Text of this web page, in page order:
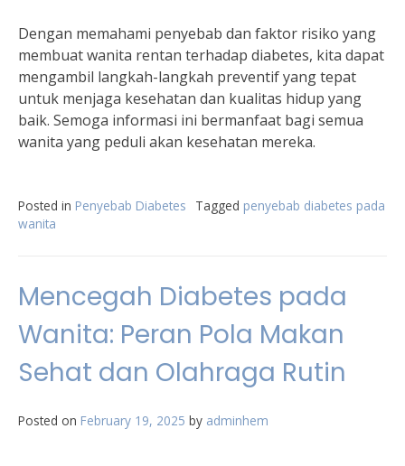
Dengan memahami penyebab dan faktor risiko yang
membuat wanita rentan terhadap diabetes, kita dapat
mengambil langkah-langkah preventif yang tepat
untuk menjaga kesehatan dan kualitas hidup yang
baik. Semoga informasi ini bermanfaat bagi semua
wanita yang peduli akan kesehatan mereka.
Posted in Penyebab Diabetes Tagged penyebab diabetes pada
wanita
Mencegah Diabetes pada
Wanita: Peran Pola Makan
Sehat dan Olahraga Rutin
Posted on February 19, 2025 by adminhem